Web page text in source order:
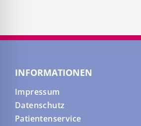
INFORMATIONEN
Impressum
Datenschutz
Patientenservice